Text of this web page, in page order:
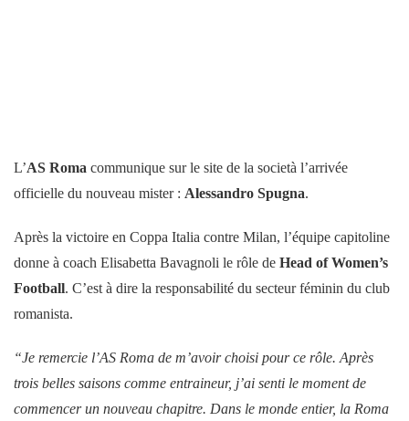
L’AS Roma communique sur le site de la società l’arrivée
officielle du nouveau mister : Alessandro Spugna.
Après la victoire en Coppa Italia contre Milan, l’équipe capitoline
donne à coach Elisabetta Bavagnoli le rôle de Head of Women’s
Football. C’est à dire la responsabilité du secteur féminin du club
romanista.
“Je remercie l’AS Roma de m’avoir choisi pour ce rôle. Après
trois belles saisons comme entraineur, j’ai senti le moment de
commencer un nouveau chapitre. Dans le monde entier, la Roma